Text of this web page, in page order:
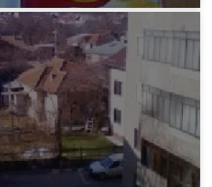
最近の食事2
12年前